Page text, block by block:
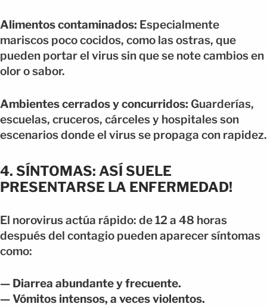
Alimentos contaminados: Especialmente
mariscos poco cocidos, como las ostras, que
pueden portar el virus sin que se note cambios en
olor o sabor.
Ambientes cerrados y concurridos: Guarderías,
escuelas, cruceros, cárceles y hospitales son
escenarios donde el virus se propaga con rapidez.
4. SÍNTOMAS: ASÍ SUELE
PRESENTARSE LA ENFERMEDAD!
El norovirus actúa rápido: de 12 a 48 horas
después del contagio pueden aparecer síntomas
como:
— Diarrea abundante y frecuente.
— Vómitos intensos, a veces violentos.